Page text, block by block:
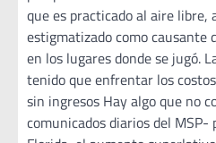
que es practicado al aire libre,
estigmatizado como causante
en los lugares donde se jugó.
tenido que enfrentar los
sin ingresos Hay algo que no
comunicados diarios del